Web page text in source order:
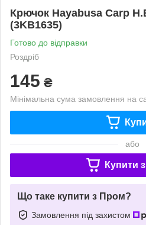
Крючок Hayabusa Carp
(3KB1635)
Готово до відправки
Роздріб
145 ₴
Мінімальна сума замовлення на
або
Купити з
Що таке купити з Пром?
Замовлення під захистом